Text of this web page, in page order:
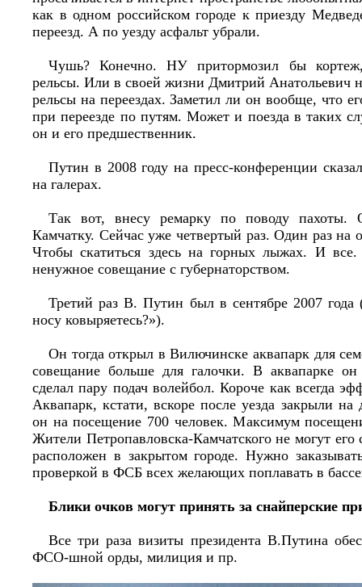
как в одном российском городе к приезду
переезд. А по уезду асфальт убрали.
Чушь? Конечно. НУ притормозил бы
рельсы. Или в своей жизни Дмитрий Анатольевич
рельсы на переездах. Заметил ли он вообще, что
при переезде по путям. Может и поезда в таких
он и его предшественник.
Путин в 2008 году на пресс-конференции
на галерах.
Так вот, внесу ремарку по поводу пахоты.
Камчатку. Сейчас уже четвертый раз. Один раз на
Чтобы скатиться здесь на горных лыжах. И
ненужное совещание с губернаторством.
Третий раз В. Путин был в сентябре 2007
носу ковыряетесь?»).
Он тогда открыл в Вилючинске аквапарк для
совещание больше для галочки. В аквапарке
сделал пару подач волейбол. Короче как всегда
Аквапарк, кстати, вскоре после уезда закрыли на
он на посещение 700 человек. Максимум
Жители Петропавловска-Камчатского не могут его
расположен в закрытом городе. Нужно
проверкой в ФСБ всех желающих поплавать в
Блики очков могут принять за снайперские
Все три раза визиты президента В.Путина
ФСО-шной орды, милиция и пр.